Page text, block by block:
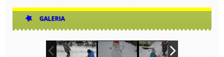
GALERIA